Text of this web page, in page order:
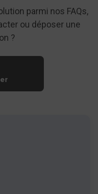
parmi nos FAQs,
ou déposer une
?